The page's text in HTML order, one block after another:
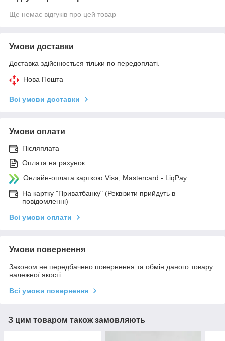
Ще немає відгуків про цей товар
Умови доставки
Доставка здійснюється тільки по передоплаті.
Нова Пошта
Всі умови доставки
Умови оплати
Післяплата
Оплата на рахунок
Онлайн-оплата карткою Visa, Mastercard - LiqPay
На картку "Приватбанку" (Реквізити прийдуть в
повідомленні)
Всі умови оплати
Умови повернення
Законом не передбачено повернення та обмін даного товару
належної якості
Всі умови повернення
З цим товаром також замовляють